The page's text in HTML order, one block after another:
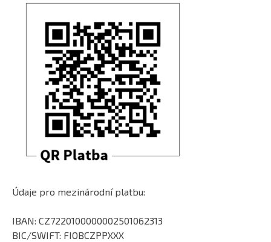
Údaje pro mezinárodní platbu:
IBAN: CZ7220100000002501062313
BIC/SWIFT: FIOBCZPPXXX